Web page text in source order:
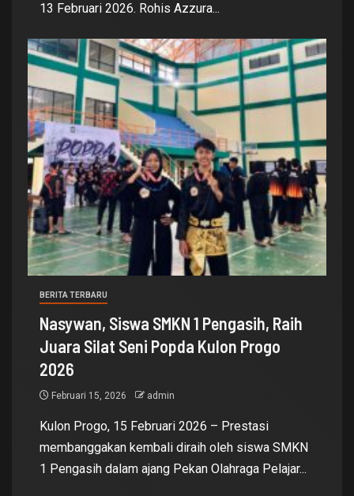
13 Februari 2026. Rohis Azzura...
BERITA TERBARU
Nasywan, Siswa SMKN 1 Pengasih, Raih
Juara Silat Seni Popda Kulon Progo
2026
Februari 15, 2026 admin
Kulon Progo, 15 Februari 2026 – Prestasi
membanggakan kembali diraih oleh siswa SMKN
1 Pengasih dalam ajang Pekan Olahraga Pelajar...